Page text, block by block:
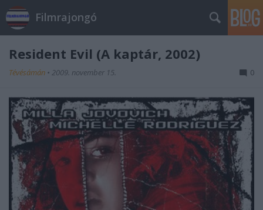
Filmrajongó
Resident Evil (A kaptár, 2002)
Tévésámán • 2009. november 15. 0